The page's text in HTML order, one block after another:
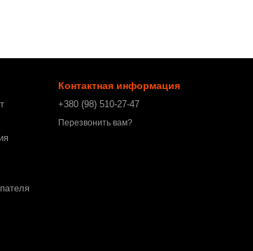
Контактная информация
+380 (98) 510-27-47
Перезвонить вам?